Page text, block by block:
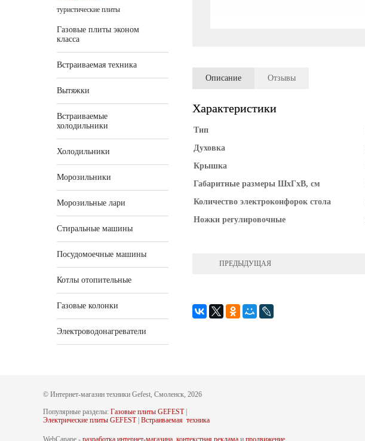
Описание Отзывы
Характеристики
Тип
Духовка
Крышка
Габаритные размеры ШхГхВ, см
Количество электроконфорок стола
Ножки регулировочные
ПРЕДЫДУЩАЯ
туристические плиты
Газовые плиты эконом
класса
Встраиваемая техника
Вытяжки
Встраиваемые
холодильники
Холодильники
Морозильники
Морозильные лари
Стиральные машины
Посудомоечные машины
Котлы отопительные
Газовые колонки
Электроводонагреватели
© Интернет-магазин техники Gefest, Смоленск, 2026
Популярные разделы: Газовые плиты GEFEST|
Электрические плиты GEFEST| Встраиваемая техника
WebCanape - разработка интернет-магазина контекстная реклама и продвижение